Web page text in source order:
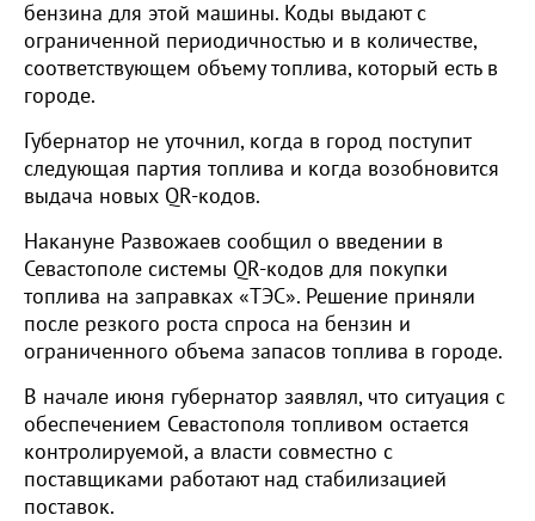
бензина для этой машины. Коды выдают с
ограниченной периодичностью и в количестве,
соответствующем объему топлива, который есть в
городе.
Губернатор не уточнил, когда в город поступит
следующая партия топлива и когда возобновится
выдача новых QR-кодов.
Накануне Развожаев сообщил о введении в
Севастополе системы QR-кодов для покупки
топлива на заправках «ТЭС». Решение приняли
после резкого роста спроса на бензин и
ограниченного объема запасов топлива в городе.
В начале июня губернатор заявлял, что ситуация с
обеспечением Севастополя топливом остается
контролируемой, а власти совместно с
поставщиками работают над стабилизацией
поставок.